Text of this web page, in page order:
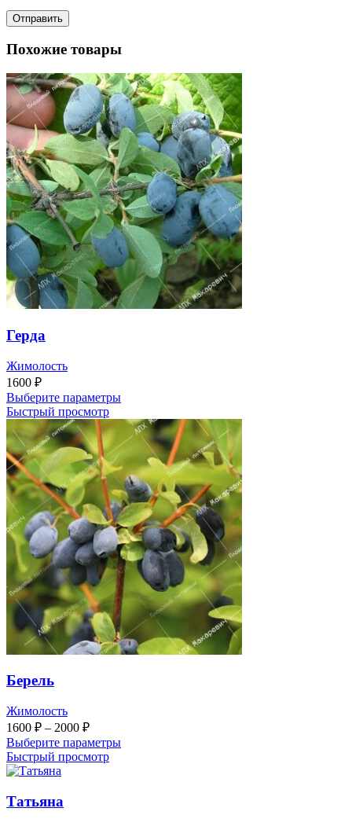
Похожие товары
Герда
Жимолость
1600 ₽
Выберите параметры
Быстрый просмотр
Берель
Жимолость
1600 ₽ – 2000 ₽Диапазон
цен:
1600 ₽
Выберите параметры
Быстрый просмотр
Татьяна